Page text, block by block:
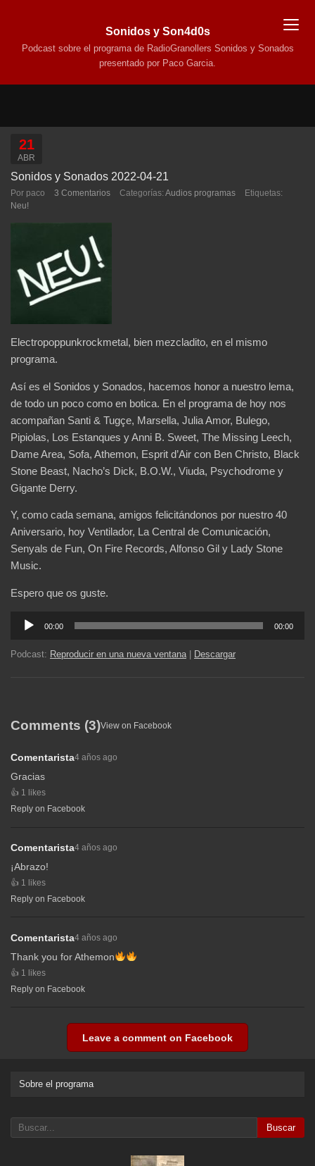
Sonidos y Son4d0s
Podcast sobre el programa de RadioGranollers Sonidos y Sonados
presentado por Paco Garcia.
21
ABR
Sonidos y Sonados 2022-04-21
Por paco 3 Comentarios Categorías: Audios programas
Etiquetas:
Neu!
Electropoppunkrockmetal, bien mezcladito, en el mismo
programa.
Así es el Sonidos y Sonados, hacemos honor a nuestro lema,
de todo un poco como en botica. En el programa de hoy nos
acompañan Santi & Tugçe, Marsella, Julia Amor, Bulego,
Pipiolas, Los Estanques y Anni B. Sweet, The Missing Leech,
Dame Area, Sofa, Athemon, Esprit d’Air con Ben Christo, Black
Stone Beast, Nacho’s Dick, B.O.W., Viuda, Psychodrome y
Gigante Derry.
Y, como cada semana, amigos felicitándonos por nuestro 40
Aniversario, hoy Ventilador, La Central de Comunicación,
Senyals de Fun, On Fire Records, Alfonso Gil y Lady Stone
Music.
Espero que os guste.
Reproductor
audio
00:00 00:00
Podcast: Reproducir en una nueva ventana| Descargar
Comments (3)View on Facebook
Comentarista4 años ago
Gracias
1 likes
Reply on Facebook
Comentarista4 años ago
¡Abrazo!
1 likes
Reply on Facebook
Comentarista4 años ago
Thank you for Athemon
1 likes
Reply on Facebook
Leave a comment on Facebook
Sobre el programa
Buscar